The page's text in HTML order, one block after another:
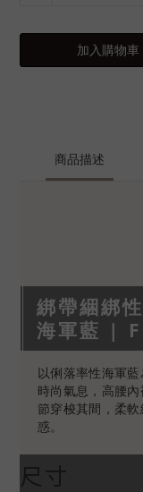
加入購物車
商品描述
綁帶綑綁
海軍藍 |
以俐落率性海軍
時尚氣息，高腰
節穿梭其間，柔
惑。
尺寸